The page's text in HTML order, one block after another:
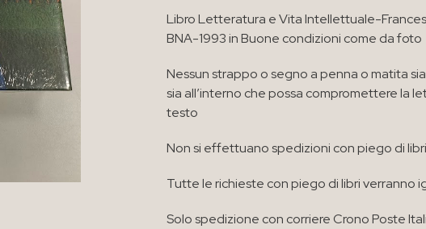
Libro Letteratura e Vita Intellettuale-
BNA-1993 in Buone condizioni come da foto
Nessun strappo o segno a penna o matita
sia all’interno che possa compromettere la
testo
Non si effettuano spedizioni con piego di
Tutte le richieste con piego di libri verranno
Solo spedizione con corriere Crono Poste